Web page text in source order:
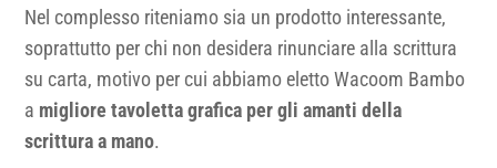
Nel complesso riteniamo sia un prodotto interessante,
soprattutto per chi non desidera rinunciare alla scrittura
su carta, motivo per cui abbiamo eletto Wacoom Bambo
a migliore tavoletta grafica per gli amanti della
scrittura a mano.